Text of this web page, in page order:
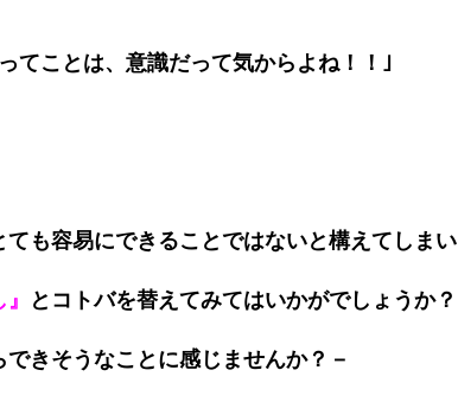
てことは、意識だって気からよね！！｣
ても容易にできることではないと構えてしまい
とコトバを替えてみてはいかがでしょうか？
きそうなことに感じませんか？－